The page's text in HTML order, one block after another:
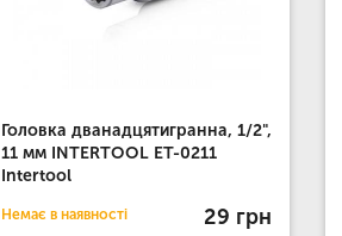
Головка дванадцятигранна, 1/2",
11 мм INTERTOOL ET-0211
Intertool
Немає в наявності 29 грн